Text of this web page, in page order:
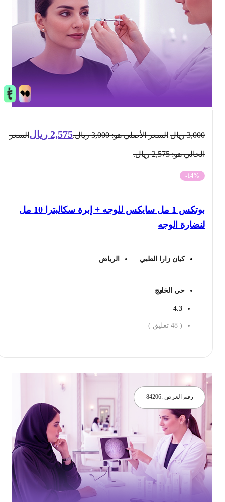
3,000 ريال السعر الأصلي هو: 3,000 ريال. 2,575 ريال السعر
الحالي هو: 2,575 ريال.
-14%
بوتكس 1 مل سايكس للوجه + إبرة سكالبترا 10 مل
لنضارة الوجه
كيان زارا الطبي الرياض
حي الخليج
4.3
48 تعليق )
رقم العرض :84206